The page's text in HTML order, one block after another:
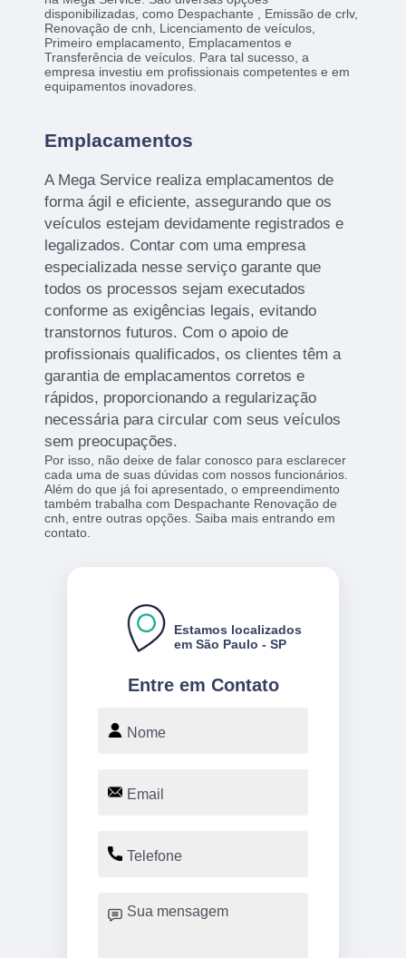
disponibilizadas, como Despachante , Emissão de crlv,
Renovação de cnh, Licenciamento de veículos,
Primeiro emplacamento, Emplacamentos e
Transferência de veículos. Para tal sucesso, a
empresa investiu em profissionais competentes e em
equipamentos inovadores.
Emplacamentos
A Mega Service realiza emplacamentos de
forma ágil e eficiente, assegurando que os
veículos estejam devidamente registrados e
legalizados. Contar com uma empresa
especializada nesse serviço garante que
todos os processos sejam executados
conforme as exigências legais, evitando
transtornos futuros. Com o apoio de
profissionais qualificados, os clientes têm a
garantia de emplacamentos corretos e
rápidos, proporcionando a regularização
necessária para circular com seus veículos
sem preocupações.
Por isso, não deixe de falar conosco para esclarecer
cada uma de suas dúvidas com nossos funcionários.
Além do que já foi apresentado, o empreendimento
também trabalha com Despachante Renovação de
cnh, entre outras opções. Saiba mais entrando em
contato.
Entre em Contato
Estamos localizados
em São Paulo - SP